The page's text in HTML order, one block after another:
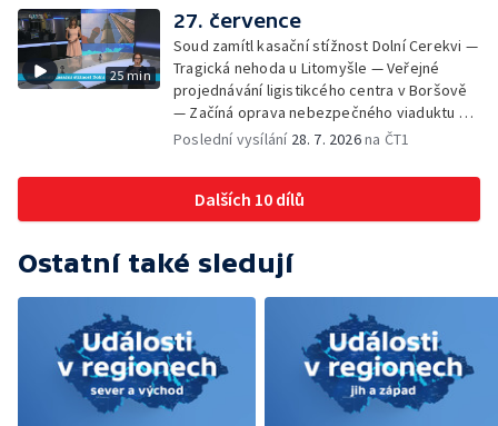
defibrilátorů — 194 km/h po dálnici D6 —
Problém s likvidací kadmia — Vězni na
Frýdlantsku čistí koryto potoka — Antikolizní
systém tramvají Škoda 40T — Praha má šanci
na rekordní turistickou sezonu — Začíná
festival PernštejnLove v Pardubicích — Jelen
albín na Litoměřicku — Čeští vědci se
25 min
27. července
Soud zamítl kasační stížnost Dolní Cerekvi —
Tragická nehoda u Litomyšle — Veřejné
projednávání ligistikcého centra v Boršově
— Začíná oprava nebezpečného viaduktu v
Klatovech — Pražská koalice o zásahu na
na Českolipsku — Úřednice na pachatele
napojená nebyla — Nižší zájem o Novou
zelenou úsporám — Problémy řidičů v
lesa u Velhartic — Další rozsáhlý lesní požár
Náchodsku — Znovuotevření rozhledny na
Libíně — Obchvat Náchoda je zhruba v
polovině — Požár v kempu na Pardubicku —
Wonkův most po rekonstrukci — Letiště
Václava Havla odbavilo 8 milionů cestujících
Poslední vysílání 28. 7. 2026na ČT1
Dalších 10 dílů
Ostatní také sledují